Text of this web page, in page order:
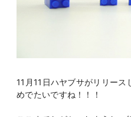
11月11日ハヤブサがリリース
めでたいですね！！！